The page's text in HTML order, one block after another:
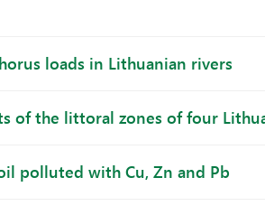
loads in Lithuanian rivers
of the littoral zones of four
polluted with Cu, Zn and Pb